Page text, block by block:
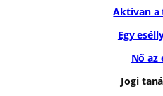
Aktívan a
Egy
Nő az
Jogi